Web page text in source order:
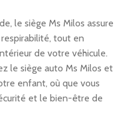
le siège Ms Milos assure
tout en
de votre véhicule.
le siège auto Ms Milos et
enfant, où que vous
et le bien-être de